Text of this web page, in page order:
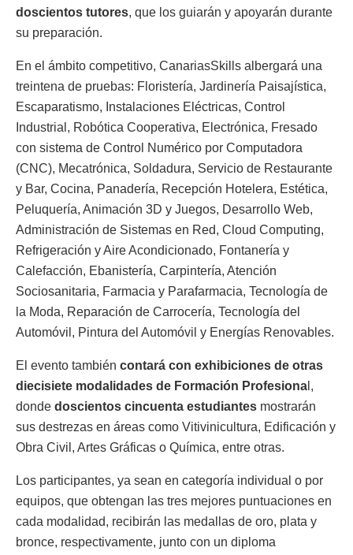
doscientos tutores, que los guiarán y apoyarán durante
su preparación.
En el ámbito competitivo, CanariasSkills albergará una
treintena de pruebas: Floristería, Jardinería Paisajística,
Escaparatismo, Instalaciones Eléctricas, Control
Industrial, Robótica Cooperativa, Electrónica, Fresado
con sistema de Control Numérico por Computadora
(CNC), Mecatrónica, Soldadura, Servicio de Restaurante
y Bar, Cocina, Panadería, Recepción Hotelera, Estética,
Peluquería, Animación 3D y Juegos, Desarrollo Web,
Administración de Sistemas en Red, Cloud Computing,
Refrigeración y Aire Acondicionado, Fontanería y
Calefacción, Ebanistería, Carpintería, Atención
Sociosanitaria, Farmacia y Parafarmacia, Tecnología de
la Moda, Reparación de Carrocería, Tecnología del
Automóvil, Pintura del Automóvil y Energías Renovables.
El evento también contará con exhibiciones de otras
diecisiete modalidades de Formación Profesiona l,
donde doscientos cincuenta estudiantes mostrarán
sus destrezas en áreas como Vitivinicultura, Edificación y
Obra Civil, Artes Gráficas o Química, entre otras.
Los participantes, ya sean en categoría individual o por
equipos, que obtengan las tres mejores puntuaciones en
cada modalidad, recibirán las medallas de oro, plata y
bronce, respectivamente, junto con un diploma